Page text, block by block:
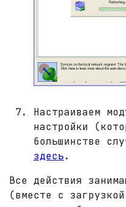
Настраиваем
настройки
большинстве
здесь.
Все действия
(вместе с